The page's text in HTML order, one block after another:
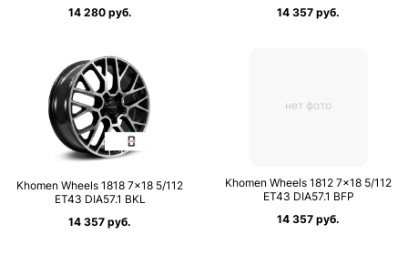
14 280 руб.
14 357 руб.
Khomen Wheels 1818 7×18 5/112
ET43 DIA57.1 BKL
14 357 руб.
нет фото
Khomen Wheels 1812 7×18 5/112
ET43 DIA57.1 BFP
14 357 руб.